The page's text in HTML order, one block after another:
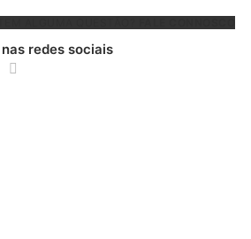
redes sociais